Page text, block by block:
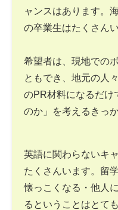
ャンスはあります。
の卒業生はたくさんい
希望者は、現地での
ともでき、地元の人
のPR材料になるだけ
のか」を考えるきっ
英語に関わらないキ
たくさんいます。留
懐っこくなる・他人
るということはとて